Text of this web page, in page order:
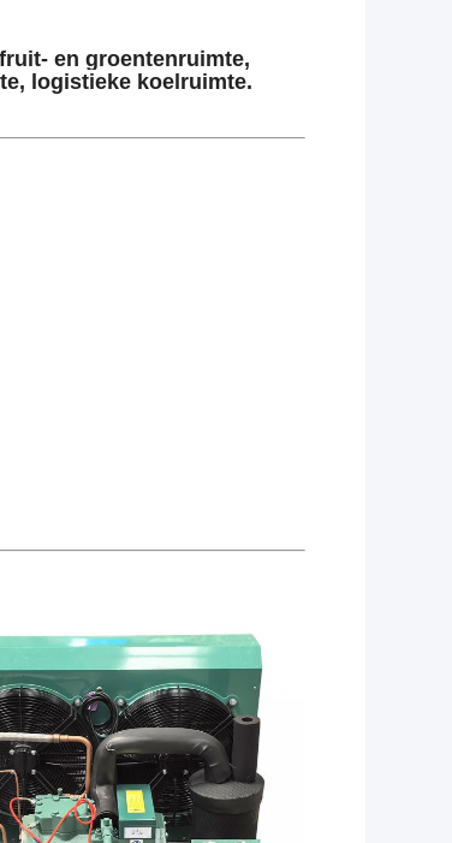
en groentenruimte,
logistieke koelruimte.